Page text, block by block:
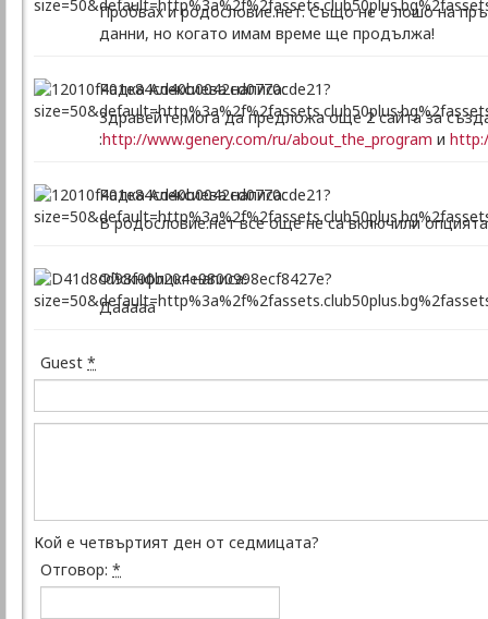
Пробвах и родословие.нет. Също не е лошо на
данни, но когато имам време ще продължа!
Радка Алексиева написа:
Здравейте,мога да предложа още 2 сайта за
:http://www.genery.com/ru/about_the_program и
Радка Алексиева написа:
В родословие.нет все още не са включили
Фйскнфлцкг написа:
Дааааа
Guest *
Кой е четвъртият ден от седмицата?
Отговор: *